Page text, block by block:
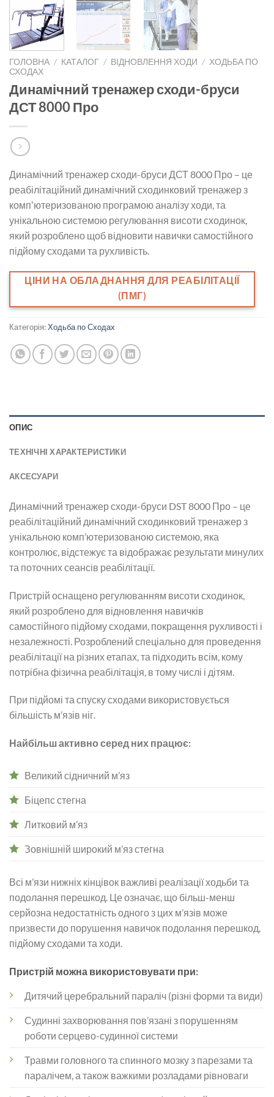
ГОЛОВНА / КАТАЛОГ / ВІДНОВЛЕННЯ ХОДИ / ХОДЬБА ПО
СХОДАХ
Динамічний тренажер сходи-бруси
ДСТ 8000 Про
Динамічний тренажер сходи-бруси ДСТ 8000 Про – це
реабілітаційний динамічний сходинковий тренажер з
компʼютеризованою програмою аналізу ходи, та
унікальною системою регулювання висоти сходинок,
який розроблено щоб відновити навички самостійного
підйому сходами та рухливість.
ЦІНИ НА ОБЛАДНАННЯ ДЛЯ РЕАБІЛІТАЦІЇ
(ПМГ)
Категорія:Ходьба по Сходах
ОПИС
ТЕХНІЧНІ ХАРАКТЕРИСТИКИ
АКСЕСУАРИ
Динамічний тренажер сходи-бруси DST 8000 Про – це
реабілітаційний динамічний сходинковий тренажер з
унікальною комп’ютеризованою системою, яка
контролює, відстежує та відображає результати минулих
та поточних сеансів реабілітації.
Пристрій оснащено регулюванням висоти сходинок,
який розроблено для відновлення навичків
самостійного підйому сходами, покращення рухливості і
незалежності. Розроблений спеціально для проведення
реабілітації на різних етапах, та підходить всім, кому
потрібна фізична реабілітація, в тому числі і дітям.
При підйомі та спуску сходами використовується
більшість м’язів ніг.
Найбільш активно серед них працює:
Великий сідничний м’яз
Біцепс стегна
Литковий м’яз
Зовнішній широкий м’яз стегна
Всі м’язи нижніх кінцівок важливі реалізації ходьби та
подолання перешкод. Це означає, що більш-менш
серйозна недостатність одного з цих м’язів може
призвести до порушення навичок подолання перешкод,
підйому сходами та ходи.
Пристрій можна використовувати при:
Дитячий церебральний параліч (різні форми та види)
Судинні захворювання пов’язані з порушенням
роботи серцево-судинної системи
Травми головного та спинного мозку з парезами та
паралічем, а також важкими розладами рівноваги